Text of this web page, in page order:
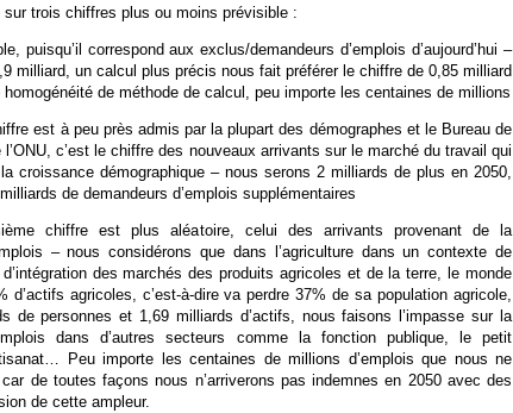
trois chiffres plus ou moins prévisible :
puisqu’il correspond aux exclus/demandeurs d’emplois d’aujourd’hui –
milliard, un calcul plus précis nous fait préférer le chiffre de 0,85 milliard
homogénéité de méthode de calcul, peu importe les centaines de millions
est à peu près admis par la plupart des démographes et le Bureau de
l’ONU, c’est le chiffre des nouveaux arrivants sur le marché du travail qui
croissance démographique – nous serons 2 milliards de plus en 2050,
de demandeurs d’emplois supplémentaires
chiffre est plus aléatoire, celui des arrivants provenant de la
– nous considérons que dans l’agriculture dans un contexte de
d’intégration des marchés des produits agricoles et de la terre, le monde
d’actifs agricoles, c’est-à-dire va perdre 37% de sa population agricole,
de personnes et 1,69 milliards d’actifs, nous faisons l’impasse sur la
dans d’autres secteurs comme la fonction publique, le petit
Peu importe les centaines de millions d’emplois que nous ne
de toutes façons nous n’arriverons pas indemnes en 2050 avec des
de cette ampleur.